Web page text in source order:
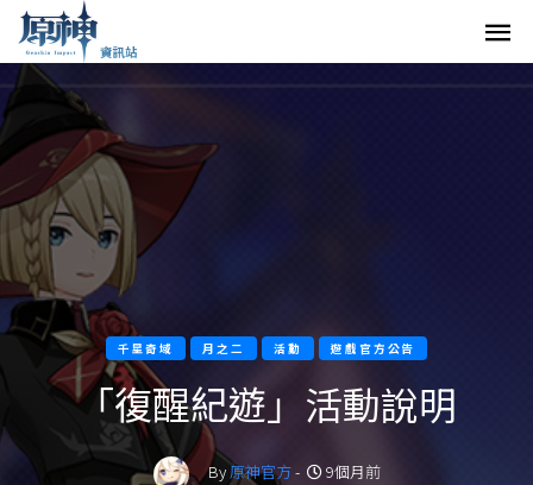
千星奇域 月之二 活動 遊戲官方公告
「復醒紀遊」活動說明
By原神官方- 9個月前